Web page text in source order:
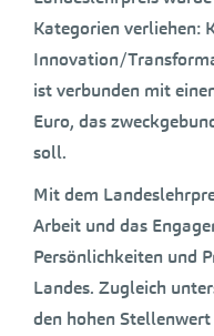
Kategorien verliehen:
Innovation/
ist verbunden mit
Euro, das
soll.
Mit dem
Arbeit und das
Persönlichkeiten und
Landes. Zugleich
den hohen